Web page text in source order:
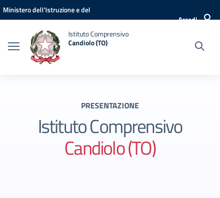
Vai ai contenuti
Vai al menu di navigazione
Vai al footer
Ministero dell'Istruzione e del
Accedi
Istituto Comprensivo
Candiolo (TO)
PRESENTAZIONE
Istituto Comprensivo
Candiolo (TO)